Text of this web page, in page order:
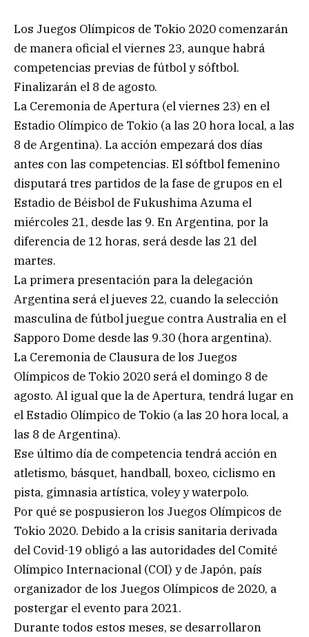
Los Juegos Olímpicos de Tokio 2020 comenzarán
de manera oficial el viernes 23, aunque habrá
competencias previas de fútbol y sóftbol.
Finalizarán el 8 de agosto.
La Ceremonia de Apertura (el viernes 23) en el
Estadio Olímpico de Tokio (a las 20 hora local, a las
8 de Argentina). La acción empezará dos días
antes con las competencias. El sóftbol femenino
disputará tres partidos de la fase de grupos en el
Estadio de Béisbol de Fukushima Azuma el
miércoles 21, desde las 9. En Argentina, por la
diferencia de 12 horas, será desde las 21 del
martes.
La primera presentación para la delegación
Argentina será el jueves 22, cuando la selección
masculina de fútbol juegue contra Australia en el
Sapporo Dome desde las 9.30 (hora argentina).
La Ceremonia de Clausura de los Juegos
Olímpicos de Tokio 2020 será el domingo 8 de
agosto. Al igual que la de Apertura, tendrá lugar en
el Estadio Olímpico de Tokio (a las 20 hora local, a
las 8 de Argentina).
Ese último día de competencia tendrá acción en
atletismo, básquet, handball, boxeo, ciclismo en
pista, gimnasia artística, voley y waterpolo.
Por qué se pospusieron los Juegos Olímpicos de
Tokio 2020. Debido a la crisis sanitaria derivada
del Covid-19 obligó a las autoridades del Comité
Olímpico Internacional (COI) y de Japón, país
organizador de los Juegos Olímpicos de 2020, a
postergar el evento para 2021.
Durante todos estos meses, se desarrollaron